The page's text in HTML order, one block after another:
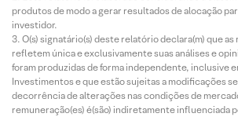
produtos de modo a gerar resultados de alocação
investidor.
O(s) signatário(s) deste relatório declara(m) que
refletem única e exclusivamente suas análises e
foram produzidas de forma independente, inclusive
Investimentos e que estão sujeitas a modificações
decorrência de alterações nas condições de
remuneração(es) é(são) indiretamente influenciada